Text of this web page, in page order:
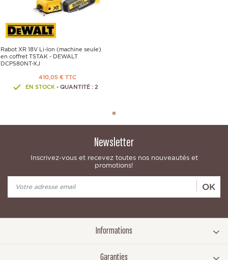
Rabot XR 18V Li-Ion (machine seule)
en coffret TSTAK - DEWALT
DCP580NT-XJ
410,05 € TTC
EN STOCK - QUANTITÉ : 2
Newsletter
Inscrivez-vous et recevez toutes nos nouveautés et
promotions!
OK
Informations
Garanties